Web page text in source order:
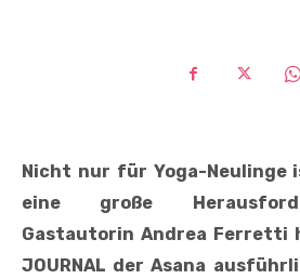
Nicht nur für Yoga-Neulinge
eine große
Gastautorin Andrea Ferretti
JOURNAL der Asana